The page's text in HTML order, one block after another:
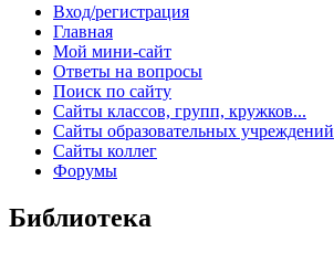
Вход/регистрация
Главная
Мой мини-сайт
Ответы на вопросы
Поиск по сайту
Сайты классов, групп, кружков...
Сайты образовательных учреждений
Сайты коллег
Форумы
Библиотека